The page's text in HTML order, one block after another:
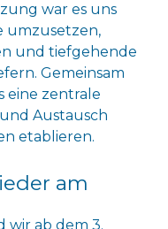
war es uns
umzusetzen,
und tiefgehende
Gemeinsam
eine zentrale
Austausch
etablieren.
am
wir ab dem 3.